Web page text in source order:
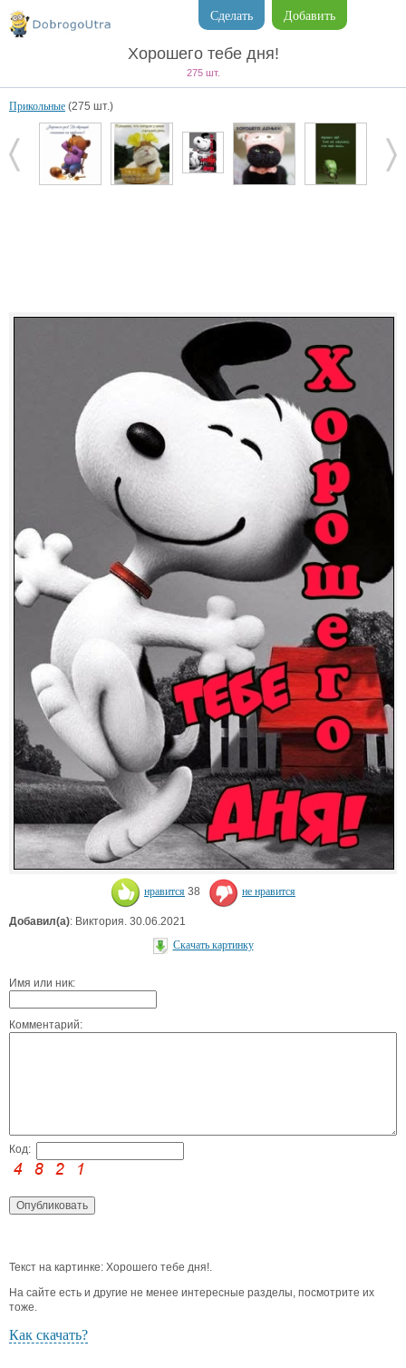
Добавить
Сделать
Хорошего тебе дня!
275 шт.
Прикольные (275 шт.)
нравится 38 не нравится
Добавил(а): Виктория. 30.06.2021
Скачать картинку
Имя или ник:
Комментарий:
Код:
Текст на картинке: Хорошего тебе дня!.
На сайте есть и другие не менее интересные разделы, посмотрите их
тоже.
Как скачать?